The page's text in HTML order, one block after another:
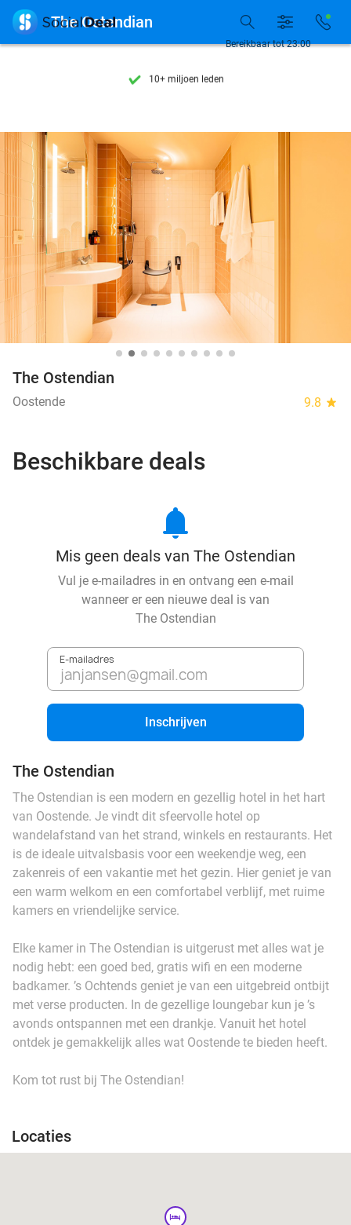
7 dagen per week beschikbaar
7 dagen per week beschikbaar
10+ miljoen leden
Bereikbaar tot 23:00
 The Ostendian
The Ostendian
Oostende 9.8 star
Beschikbare deals
notifications
Mis geen deals van The Ostendian
Vul je e-mailadres in en ontvang een e-mail
wanneer er een nieuwe deal is van
The Ostendian
E-mailadres
Inschrijven
The Ostendian
The Ostendian is een modern en gezellig hotel in het hart
van Oostende. Je vindt dit sfeervolle hotel op
wandelafstand van het strand, winkels en restaurants. Het
is de ideale uitvalsbasis voor een weekendje weg, een
zakenreis of een vakantie met het gezin. Hier geniet je van
een warm welkom en een comfortabel verblijf, met ruime
kamers en vriendelijke service.
Elke kamer in The Ostendian is uitgerust met alles wat je
nodig hebt: een goed bed, gratis wifi en een moderne
badkamer. ’s Ochtends geniet je van een uitgebreid ontbijt
met verse producten. In de gezellige loungebar kun je ’s
avonds ontspannen met een drankje. Vanuit het hotel
ontdek je gemakkelijk alles wat Oostende te bieden heeft.
Kom tot rust bij The Ostendian!
Locaties
hotel